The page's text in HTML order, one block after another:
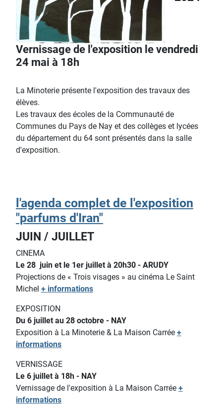
Vernissage de l'exposition le vendredi
24 mai à 18h
La Minoterie présente l'exposition des travaux des
élèves.
Les travaux des écoles de la Communauté de
Communes du Pays de Nay et des collèges et lycées
du département du 64 sont présentés dans la salle
d'exposition.
l'agenda complet de l'exposition
"parfums d'Iran"
JUIN / JUILLET
CINEMA
Le 28 juin et le 1er juillet à 20h30 - ARUDY
Projections de « Trois visages » au cinéma Le Saint
Michel + informations
EXPOSITION
Du 6 juillet au 28 octobre - NAY
Exposition à La Minoterie & La Maison Carrée +
informations
VERNISSAGE
Le 6 juillet à 18h - NAY
Vernissage de l'exposition à La Maison Carrée +
informations